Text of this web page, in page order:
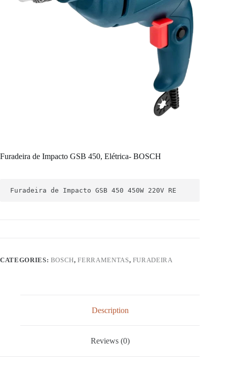
Furadeira de Impacto GSB 450, Elétrica- BOSCH
Furadeira de Impacto GSB 450 450W 220V RE
CATEGORIES: BOSCH,FERRAMENTAS, FURADEIRA
Description
Reviews (0)